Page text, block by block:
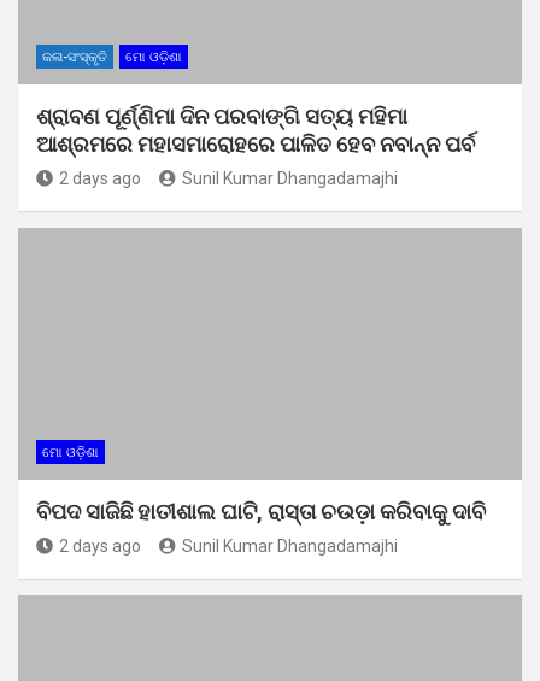
କଳା-ସଂସ୍କୃତି ମୋ ଓଡ଼ିଶା
ଶ୍ରାବଣ ପୂର୍ଣ୍ଣିମା ଦିନ ପରବାଙ୍ଗି ସତ୍ୟ ମହିମା
ଆଶ୍ରମରେ ମହାସମାରୋହରେ ପାଳିତ ହେବ ନବାନ୍ନ ପର୍ବ
2 days ago Sunil Kumar Dhangadamajhi
ମୋ ଓଡ଼ିଶା
ବିପଦ ସାଜିଛି ହାତୀଶାଲ ଘାଟି, ରାସ୍ତା ଚଉଡ଼ା କରିବାକୁ ଦାବି
2 days ago Sunil Kumar Dhangadamajhi